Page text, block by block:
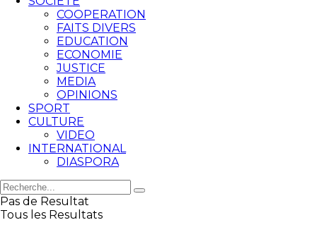
COOPERATION
FAITS DIVERS
EDUCATION
ECONOMIE
JUSTICE
MEDIA
OPINIONS
SPORT
CULTURE
VIDEO
INTERNATIONAL
DIASPORA
Pas de Resultat
Tous les Resultats